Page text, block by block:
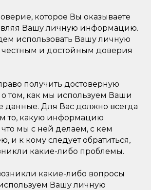
которое Вы оказываете
Вашу личную информацию.
использовать Вашу личную
и достойным доверия
получить достоверную
том, как мы используем Ваши
данные. Для Вас должно всегда
то, какую информацию
мы с ней делаем, с кем
и к кому следует обратиться,
какие-либо проблемы.
какие-либо вопросы
Вашу личную